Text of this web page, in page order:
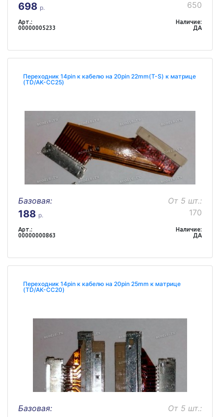
698 р.
650
Арт.:
00000005233
Наличие:
ДА
Переходник 14pin к кабелю на 20pin 22mm(T-S) к матрице
(TD/AK-CC25)
Базовая:
188 р.
От 5 шт.:
170
Арт.:
00000000863
Наличие:
ДА
Переходник 14pin к кабелю на 20pin 25mm к матрице
(TD/AK-CC20)
Базовая:
От 5 шт.: